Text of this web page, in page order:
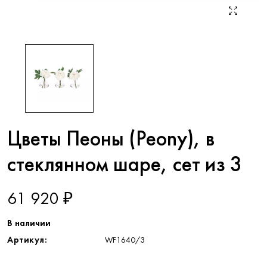
Цветы Пеоны (Peony), в
стеклянном шаре, сет из 3
61 920 ₽
В наличии
Артикул:
WF1640/3